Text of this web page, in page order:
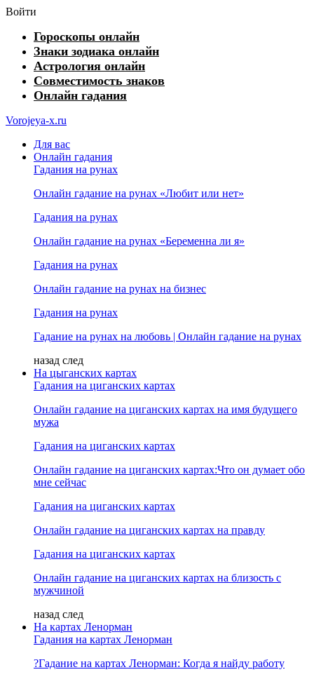
Войти
Гороскопы онлайн
Знаки зодиака онлайн
Астрология онлайн
Совместимость знаков
Онлайн гадания
Vorojeya-x.ru
Для вас
Онлайн гадания
Гадания на рунах
Онлайн гадание на рунах «Любит или нет»
Гадания на рунах
Онлайн гадание на рунах «Беременна ли я»
Гадания на рунах
Онлайн гадание на рунах на бизнес
Гадания на рунах
Гадание на рунах на любовь | Онлайн гадание на рунах
назад след
На цыганских картах
Гадания на циганских картах
Онлайн гадание на циганских картах на имя будущего
мужа
Гадания на циганских картах
Онлайн гадание на циганских картах:Что он думает обо
мне сейчас
Гадания на циганских картах
Онлайн гадание на циганских картах на правду
Гадания на циганских картах
Онлайн гадание на циганских картах на близость с
мужчиной
назад след
На картах Ленорман
Гадания на картах Ленорман
?Гадание на картах Ленорман: Когда я найду работу